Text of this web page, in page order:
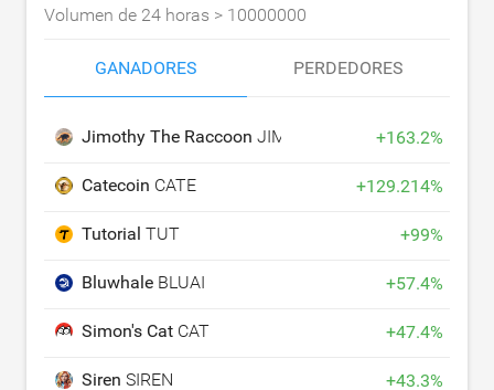
Volumen de 24 horas > 10000000
GANADORES PERDEDORES
Jimothy The Raccoon JIMOTHY +163.2%
Catecoin CATE +129.214%
Tutorial TUT +99%
Bluwhale BLUAI +57.4%
Simon's Cat CAT +47.4%
Siren SIREN +43.3%